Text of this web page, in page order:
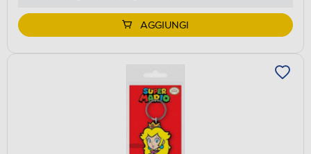
AGGIUNGI